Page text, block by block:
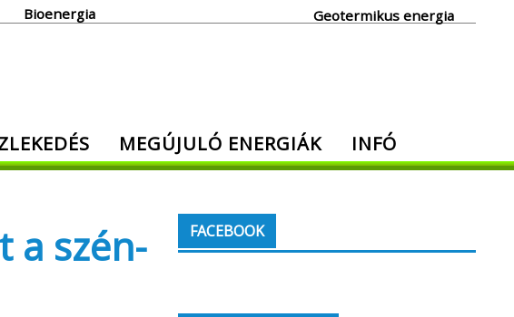
Bioenergia Geotermikus energia
MEGÚJULÓ ENERGIÁK INFÓ
a szén-
FACEBOOK